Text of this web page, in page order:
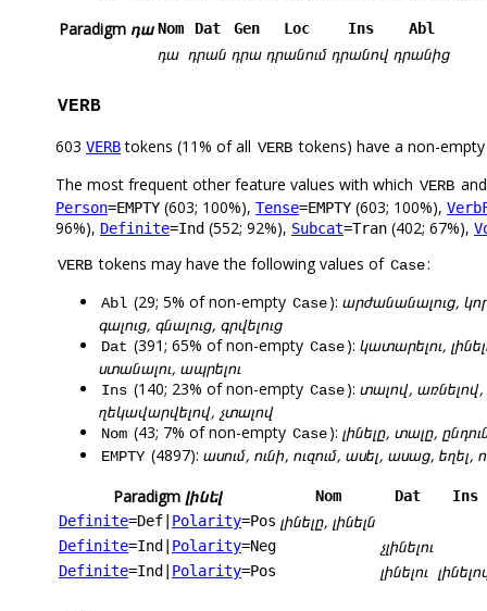
Paradigm դա Nom Dat Gen Loc Ins Abl
դա դրան դրա դրանում դրանով դրանից
VERB
603 VERBtokens (11% of all VERB tokens) have a non-
The most frequent other feature values with which VERB
Person=EMPTY (603; 100%), Tense=EMPTY (603; 100%),
96%), Definite=Ind (552; 92%), Subcat=Tran (402; 67%),
VERB tokens may have the following values of Case:
Abl (29; 5% of non-empty Case): արժանանալուց,
գալուց, գնալուց, գրվելուց
Dat (391; 65% of non-empty Case): կատարելու,
ստանալու, ապրելու
Ins (140; 23% of non-empty Case): տալով, առնելով,
ղեկավարվելով, չտալով
Nom (43; 7% of non-empty Case): լինելը, տալը,
EMPTY (4897): ասում, ունի, ուզում, ասել, ասաց, եղել,
Paradigm լինել Nom Dat
Ins
Definite=Def Polarity=Pos լինելը, լինելն
Definite=Ind Polarity=Neg չլինելու
Definite=Ind Polarity=Pos լինելու